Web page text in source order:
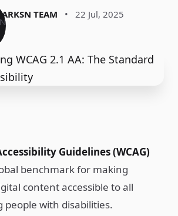
DARKSN TEAM • 22 Jul, 2025
Guidelines (WCAG)
benchmark for making
content accessible to all
people with disabilities.